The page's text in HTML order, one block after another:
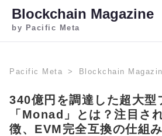
Blockchain Magazine
by Pacific Meta
Pacific Meta Blockchain
340億円を調達した超大型
「Monad」とは？注目さ
徴、EVM完全互換の仕組